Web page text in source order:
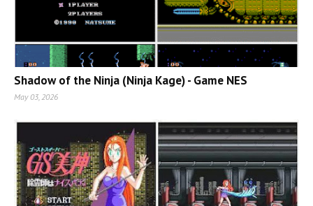
Shadow of the Ninja (Ninja Kage) - Game NES
May 03, 2026